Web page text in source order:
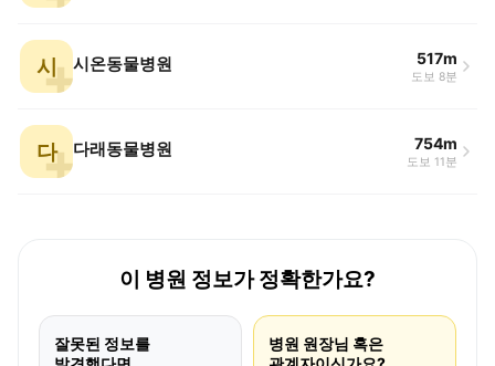
시 시온동물병원 517m
도보 8분
다 다래동물병원 754m
도보 11분
이 병원 정보가 정확한가요?
잘못된 정보를
병원 원장님 혹은